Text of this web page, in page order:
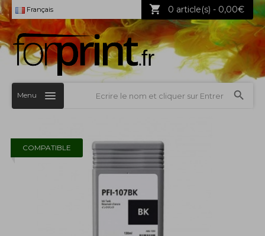
Français 0 article(s) - 0,00€
Menu
COMPATIBLE